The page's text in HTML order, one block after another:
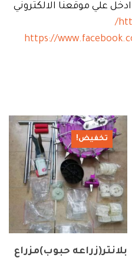
علي موقعنا الالكتروني
https://
تخفيض!
بلانتر(زراعه حبوب)مزراع